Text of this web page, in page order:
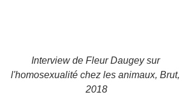
Interview de Fleur Daugey sur
l'homosexualité chez les animaux, Brut,
2018